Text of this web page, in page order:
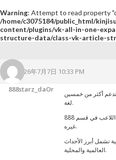
Warning: Attempt to read property
/home/c3075184/public_html/
content/plugins/vk-all-in-one-
structure-data/class-vk-article-
2026年7月7日 10:33 PM
888starz_daOr
تدعم أكثر من خمسين
لغة.
يجد اللاعب في قسم 888Games عناوين خاصة لا تتوفر لدى
غيره.
من 35 فئة رياضية تشمل أبرز الأحداث
العالمية والمحلية.